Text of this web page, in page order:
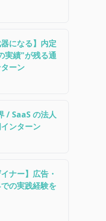
器になる】内定
実績"が残る通
ーン
/ SaaS の法人
ンターン
ナー】広告・
の実践経験を